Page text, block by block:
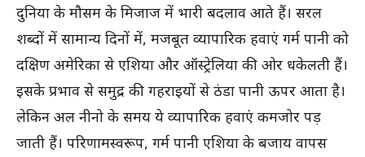
दुनिया के मौसम के मिजाज में भारी बदलाव आते हैं। सरल
शब्दों में सामान्य दिनों में, मजबूत व्यापारिक हवाएं गर्म पानी को
दक्षिण अमेरिका से एशिया और ऑस्ट्रेलिया की ओर धकेलती हैं।
इसके प्रभाव से समुद्र की गहराइयों से ठंडा पानी ऊपर आता है।
लेकिन अल नीनो के समय ये व्यापारिक हवाएं कमजोर पड़
जाती हैं। परिणामस्वरूप, गर्म पानी एशिया के बजाय वापस